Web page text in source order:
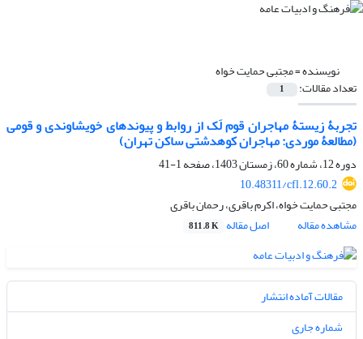
نویسنده =مجتبی حمایت خواه
تعداد مقالات: 1
تجربۀ زیستۀ مهاجران قوم لَک از روابط و پیوندهای خویشاوندی و قومی
(مطالعۀ موردی: مهاجران کوهدشتی ساکن تهران)
دوره 12، شماره 60، زمستان 1403، صفحه
1-41
10.48311/cfl.12.60.2
مجتبی حمایت خواه، اکرم باقری، رحمان باقری
مشاهده مقاله
اصل مقاله 811.8 K
مقالات آماده انتشار
شماره جاری